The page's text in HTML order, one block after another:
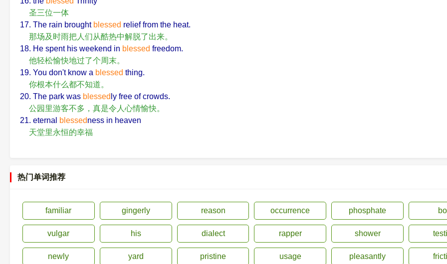
圣三位一体
17. The rain brought blessed relief from the heat.
那场及时雨把人们从酷热中解脱了出来。
18. He spent his weekend in blessed freedom.
他轻松愉快地过了个周末。
19. You don't know a blessed thing.
你根本什么都不知道。
20. The park was blessed ly free of crowds.
公园里游客不多，真是令人心情愉快。
21. eternal
blessedness in heaven
天堂里永恒的幸福
热门单词推荐
familiar gingerly reason occurrence phosphate
vulgar his dialect rapper shower
newly yard pristine usage pleasantly